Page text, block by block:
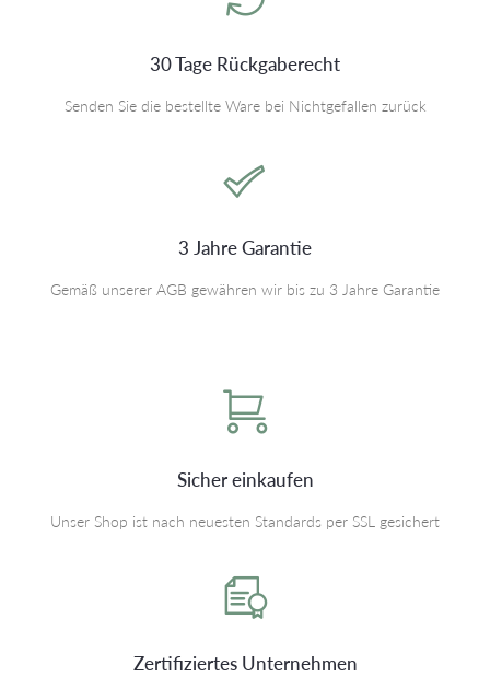
30 Tage Rückgaberecht
Senden Sie die bestellte Ware bei Nichtgefallen zurück
3 Jahre Garantie
Gemäß unserer AGB gewähren wir bis zu 3 Jahre Garantie
Sicher einkaufen
Unser Shop ist nach neuesten Standards per SSL gesichert
Zertifiziertes Unternehmen